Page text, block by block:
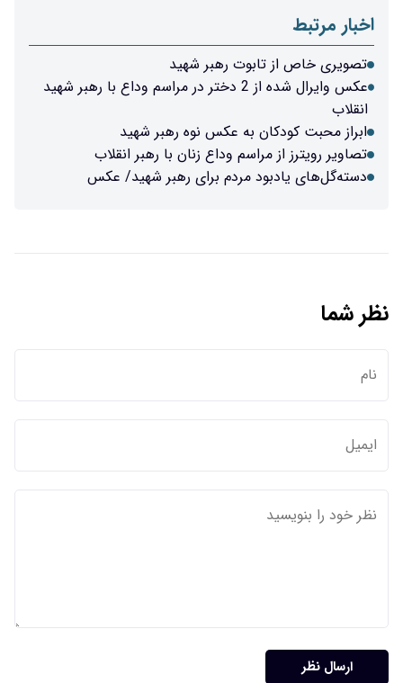
اخبار مرتبط
تصویری خاص از تابوت رهبر شهید
عکس وایرال شده از 2 دختر در مراسم وداع با رهبر شهید
انقلاب
ابراز محبت کودکان به عکس نوه‌ رهبر شهید
تصاویر رویترز از مراسم وداع زنان با رهبر انقلاب
دسته‌گل‌های یادبود مردم برای رهبر شهید/ عکس
نظر شما
ارسال نظر